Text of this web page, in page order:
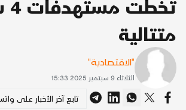
متتالية
"الاقتصادية"
الثلاثاء 9 سبتمبر 2025 15:33
تابع آخر الأخبار على